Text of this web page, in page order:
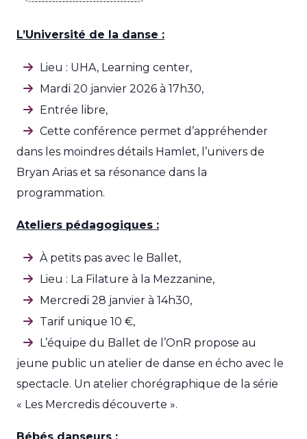
L’Université de la danse :
Lieu : UHA, Learning center,
Mardi 20 janvier 2026 à 17h30,
Entrée libre,
Cette conférence permet d’appréhender
dans les moindres détails Hamlet, l’univers de
Bryan Arias et sa résonance dans la
programmation.
Ateliers pédagogiques :
À petits pas avec le Ballet,
Lieu : La Filature à la Mezzanine,
Mercredi 28 janvier à 14h30,
Tarif unique 10 €,
L’équipe du Ballet de l’OnR propose au
jeune public un atelier de danse en écho avec le
spectacle. Un atelier chorégraphique de la série
« Les Mercredis découverte ».